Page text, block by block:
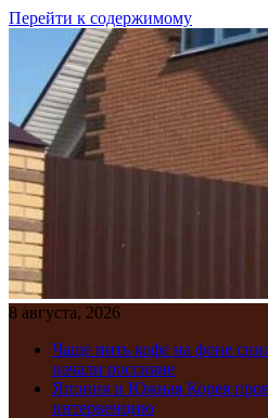
Перейти к содержимому
8 августа, 2026
Чаще пить кофе на фоне
начали россияне
Япония и Южная Корея
интервенцию